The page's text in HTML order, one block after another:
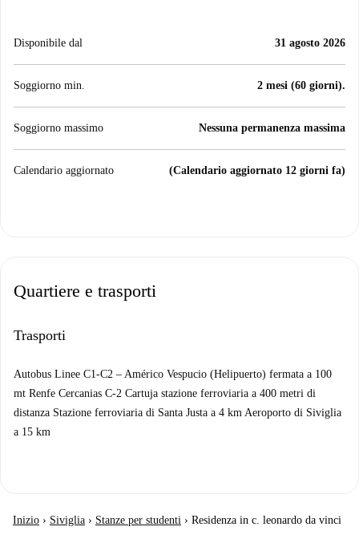
Disponibile dal 31 agosto 2026
Soggiorno min. 2 mesi (60 giorni).
Soggiorno massimo Nessuna permanenza massima
Calendario aggiornato (Calendario aggiornato 12 giorni fa)
Quartiere e trasporti
Trasporti
Autobus Linee C1-C2 – Américo Vespucio (Helipuerto) fermata a 100
mt Renfe Cercanias C-2 Cartuja stazione ferroviaria a 400 metri di
distanza Stazione ferroviaria di Santa Justa a 4 km Aeroporto di Siviglia
a 15 km
Inizio › Siviglia › Stanze per studenti › Residenza in c. leonardo da vinci